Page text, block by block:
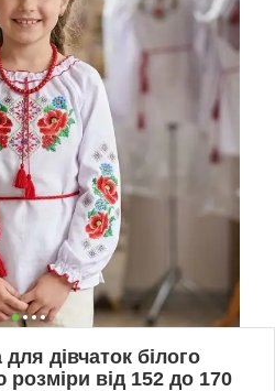
дівчаток білого
від 152 до 170